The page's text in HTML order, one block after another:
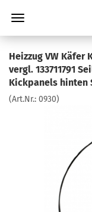
Heizzug VW Käfer
vergl. 133711791
Kickpanels hinten
(Art.Nr.: 0930)